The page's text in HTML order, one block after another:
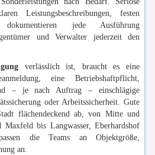
Leistungsbeschreibungen, festen
jede Ausführung
und Verwalter jederzeit den
verlässlich ist, braucht es eine
eine Betriebshaftpflicht,
– je nach Auftrag – einschlägige
oder Arbeitssicherheit. Gute
flächendeckend ab, von Mitte und
bis Langwasser, Eberhardshof
die Teams an Objektgröße,
an.